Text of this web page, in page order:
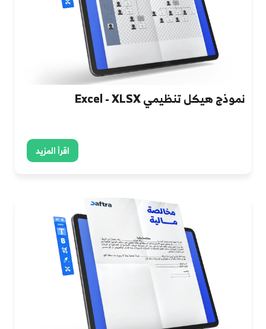
نموذج هيكل تنظيمي Excel - XLSX
اقرأ المزيد